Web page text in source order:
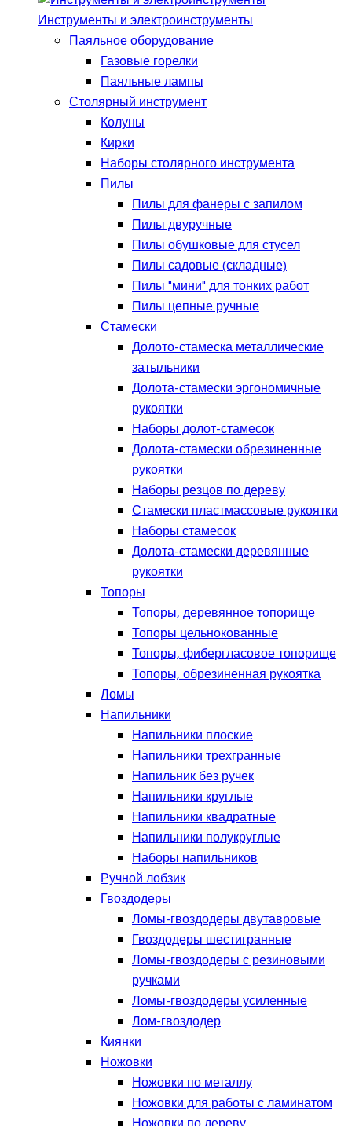
Инструменты и электроинструменты
Паяльное оборудование
Газовые горелки
Паяльные лампы
Столярный инструмент
Колуны
Кирки
Наборы столярного инструмента
Пилы
Пилы для фанеры с запилом
Пилы двуручные
Пилы обушковые для стусел
Пилы садовые (складные)
Пилы "мини" для тонких работ
Пилы цепные ручные
Стамески
Долото-стамеска металлические
затыльники
Долота-стамески эргономичные
рукоятки
Наборы долот-стамесок
Долота-стамески обрезиненные
рукоятки
Наборы резцов по дереву
Стамески пластмассовые рукоятки
Наборы стамесок
Долота-стамески деревянные
рукоятки
Топоры
Топоры, деревянное топорище
Топоры цельнокованные
Топоры, фибергласовое топорище
Топоры, обрезиненная рукоятка
Ломы
Напильники
Напильники плоские
Напильники трехгранные
Напильник без ручек
Напильники круглые
Напильники квадратные
Напильники полукруглые
Наборы напильников
Ручной лобзик
Гвоздодеры
Ломы-гвоздодеры двутавровые
Гвоздодеры шестигранные
Ломы-гвоздодеры с резиновыми
ручками
Ломы-гвоздодеры усиленные
Лом-гвоздодер
Киянки
Ножовки
Ножовки по металлу
Ножовки для работы с ламинатом